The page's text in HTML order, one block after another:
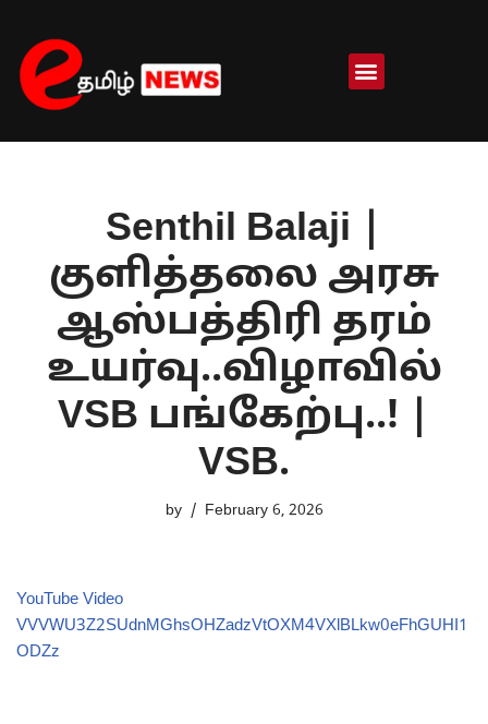
Skip
to
content
Senthil Balaji |
குளித்தலை அரசு
ஆஸ்பத்திரி தரம்
உயர்வு..விழாவில்
VSB பங்கேற்பு..! |
VSB.
by February 6, 2026
YouTube Video
VVVWU3Z2SUdnMGhsOHZadzVtOXM4VXlBLkw0eFhGUHI1
ODZz